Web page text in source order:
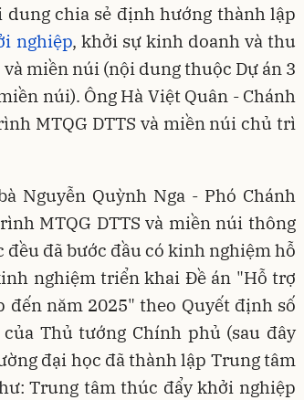
chia sẻ định hướng thành lập
nghiệp, khởi sự kinh doanh và thu
miền núi (nội dung thuộc Dự án 3
núi). Ông Hà Việt Quân - Chánh
MTQG DTTS và miền núi chủ trì
Nguyễn Quỳnh Nga - Phó Chánh
MTQG DTTS và miền núi thông
đã bước đầu có kinh nghiệm hỗ
nghiệm triển khai Đề án "Hỗ trợ
năm 2025" theo Quyết định số
Thủ tướng Chính phủ (sau đây
đại học đã thành lập Trung tâm
Trung tâm thúc đẩy khởi nghiệp